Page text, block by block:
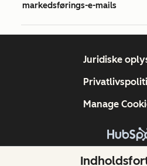
markedsførings-e-mails
Copyright © 2026
Juridiske
Manage